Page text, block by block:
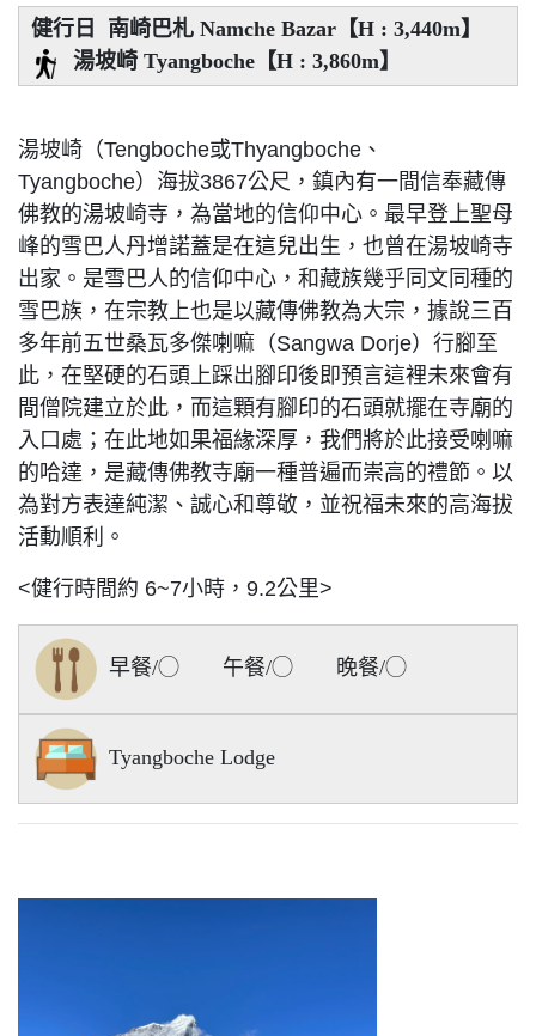
健行日 南崎巴札 Namche Bazar【H : 3,440m】
湯坡崎 Tyangboche【H : 3,860m】
湯坡崎（Tengboche或Thyangboche、
Tyangboche）海拔3867公尺，鎮內有一間信奉藏傳
佛教的湯坡崎寺，為當地的信仰中心。最早登上聖母
峰的雪巴人丹增諾蓋是在這兒出生，也曾在湯坡崎寺
出家。是雪巴人的信仰中心，和藏族幾乎同文同種的
雪巴族，在宗教上也是以藏傳佛教為大宗，據說三百
多年前五世桑瓦多傑喇嘛（Sangwa Dorje）行腳至
此，在堅硬的石頭上踩出腳印後即預言這裡未來會有
間僧院建立於此，而這顆有腳印的石頭就擺在寺廟的
入口處；在此地如果福緣深厚，我們將於此接受喇嘛
的哈達，是藏傳佛教寺廟一種普遍而崇高的禮節。以
為對方表達純潔、誠心和尊敬，並祝福未來的高海拔
活動順利。
<健行時間約 6~7小時，9.2公里>
早餐/◯ 午餐/◯ 晚餐/◯
Tyangboche Lodge